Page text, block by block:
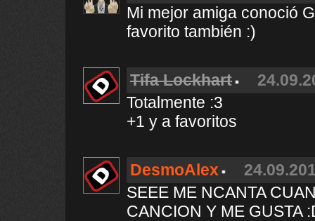
Mi mejor amiga conoció
favorito también :)
Tifa Lockhart
Totalmente :3
+1 y a favoritos
DesmoAlex
SEEE ME NCANTA
CANCION Y ME GUSTA